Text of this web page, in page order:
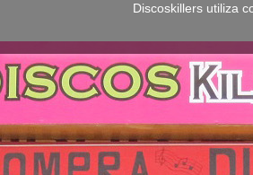
Discoskillers utiliza